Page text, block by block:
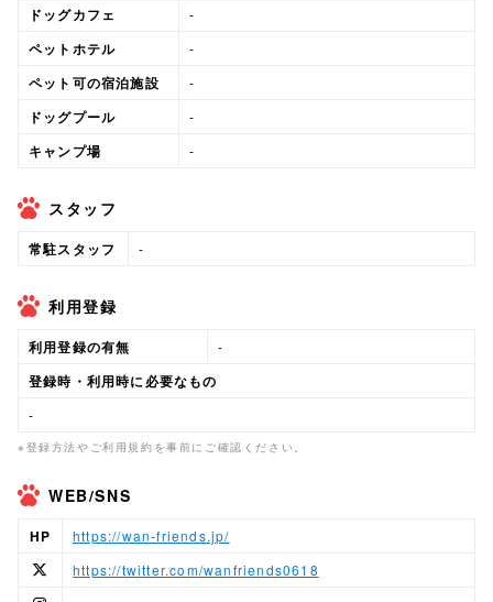
ドッグカフェ -
ペットホテル -
ペット可の宿泊施設 -
ドッグプール -
キャンプ場 -
スタッフ
常駐スタッフ -
利用登録
利用登録の有無 -
登録時・利用時に必要なもの
-
※登録方法やご利用規約を事前にご確認ください。
WEB/SNS
HP
https://wan-friends.jp/
https://twitter.com/wanfriends0618